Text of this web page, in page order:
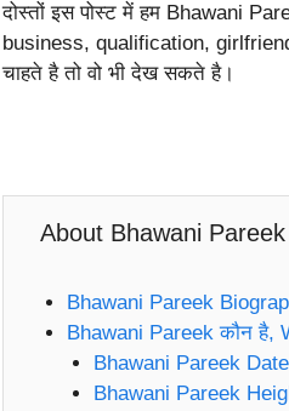
दोस्तों इस पोस्ट में हम Bhawani
business, qualification,
चाहते है तो वो भी देख सकते है।
About Bhawani
Bhawani Pareek
Bhawani Pareek कौन है,
Bhawani Pareek
Bhawani Pareek